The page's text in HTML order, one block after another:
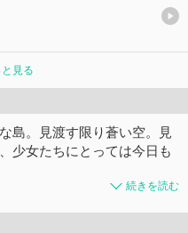
と見る
島。見渡す限り蒼い空。見
少女たちにとっては今日も
続きを読む